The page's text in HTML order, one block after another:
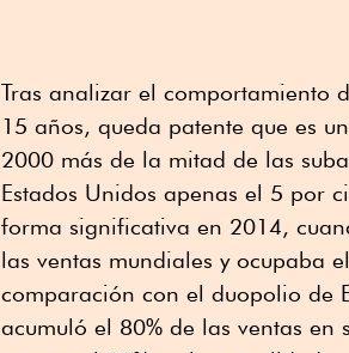
Tras analizar el comportamiento
15 años, queda patente que es
2000 más de la mitad de las
Estados Unidos apenas el 5 por
forma significativa en 2014,
las ventas mundiales y ocupaba
comparación con el duopolio de
acumuló el 80% de las ventas